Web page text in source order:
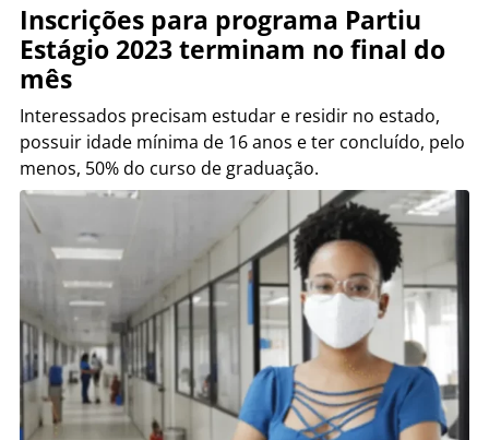
Inscrições para programa Partiu
Estágio 2023 terminam no final do
mês
Interessados precisam estudar e residir no estado,
possuir idade mínima de 16 anos e ter concluído, pelo
menos, 50% do curso de graduação.